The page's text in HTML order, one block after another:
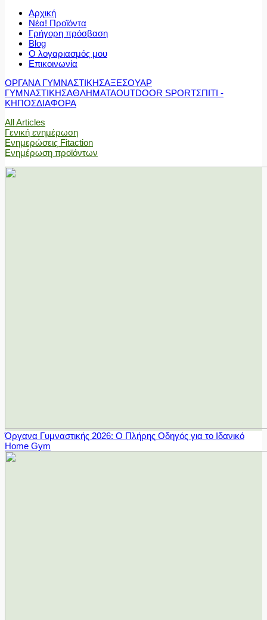
Αρχική
Νέα! Προϊόντα
Γρήγορη πρόσβαση
Blog
Ο λογαριασμός μου
Επικοινωνία
ΟΡΓΑΝΑ ΓΥΜΝΑΣΤΙΚΗΣΑΞΕΣΟΥΑΡ
ΓΥΜΝΑΣΤΙΚΗΣΑΘΛΗΜΑΤΑOUTDOOR SPORTΣΠΙΤΙ -
ΚΗΠΟΣΔΙΑΦΟΡΑ
All Articles
Γενική ενημέρωση
Ενημερώσεις Fitaction
Ενημέρωση προϊόντων
Όργανα Γυμναστικής 2026: Ο Πλήρης Οδηγός για το Ιδανικό
Home Gym